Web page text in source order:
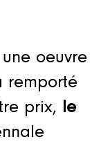
oeuvre
prix, le